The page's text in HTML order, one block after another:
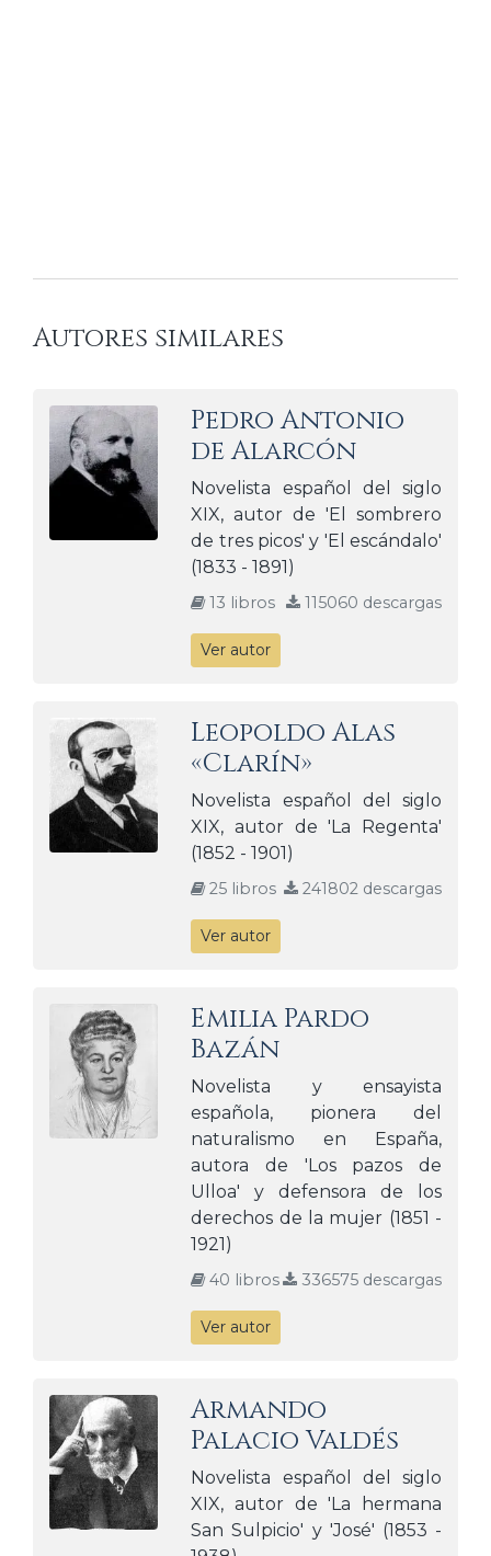
Autores similares
Pedro Antonio
de Alarcón
Novelista español del siglo
XIX, autor de 'El sombrero
de tres picos' y 'El escándalo'
(1833 - 1891)
13 libros 115060 descargas
Ver autor
Leopoldo Alas
«Clarín»
Novelista español del siglo
XIX, autor de 'La Regenta'
(1852 - 1901)
25 libros 241802 descargas
Ver autor
Emilia Pardo
Bazán
Novelista y ensayista
española, pionera del
naturalismo en España,
autora de 'Los pazos de
Ulloa' y defensora de los
derechos de la mujer (1851 -
1921)
40 libros 336575 descargas
Ver autor
Armando
Palacio Valdés
Novelista español del siglo
XIX, autor de 'La hermana
San Sulpicio' y 'José' (1853 -